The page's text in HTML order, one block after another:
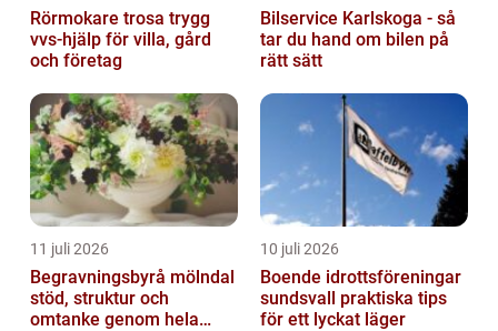
Rörmokare trosa trygg
vvs-hjälp för villa, gård
och företag
Bilservice Karlskoga - så
tar du hand om bilen på
rätt sätt
11 juli 2026
Begravningsbyrå mölndal
stöd, struktur och
omtanke genom hela
10 juli 2026
Boende idrottsföreningar
sundsvall praktiska tips
för ett lyckat läger